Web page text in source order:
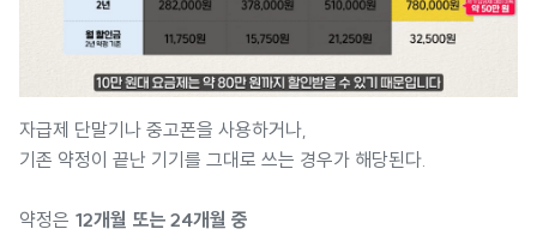
자급제 단말기나 중고폰을 사용하거나,
기존 약정이 끝난 기기를 그대로 쓰는 경우가 해당된다.
약정은 12개월 또는 24개월 중